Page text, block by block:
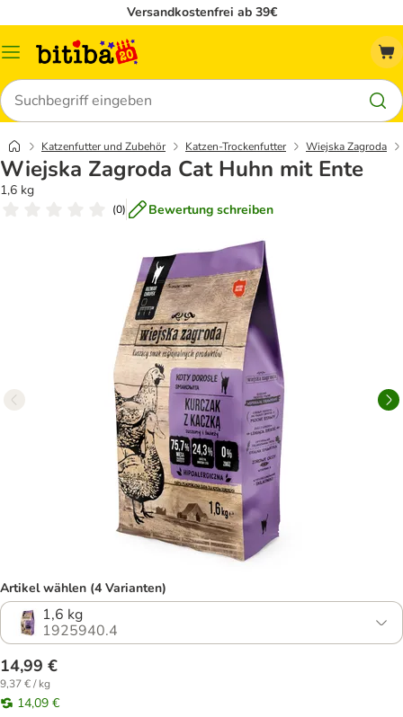
Versandkostenfrei ab 39€
Menü
Suchen
Katzenfutter und Zubehör Katzen-Trockenfutter Wiejska Zagroda
Wiejska Zagroda Cat Huhn mit Ente
1,6 kg
(0) Bewertung schreiben
Artikel wählen (4 Varianten)
1,6 kg
1925940.4
14,99 €
9,37 € / kg
14,09 €